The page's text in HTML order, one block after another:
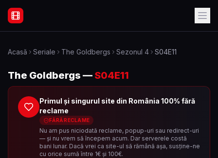
Filme Online Subtitrate - Acasă
Acasă Seriale The Goldbergs Sezonul 4 S04E11
The Goldbergs — S04E11
Primul și singurul site din România 100% fără
reclame
FĂRĂ RECLAME
Nu am pus niciodată reclame, popup-uri sau redirect-uri
— și nu vrem să începem acum. Dar serverele costă
bani lunar. Dacă vrei ca site-ul să rămână așa, susține-ne
cu orice sumă între 1€ și 100€.